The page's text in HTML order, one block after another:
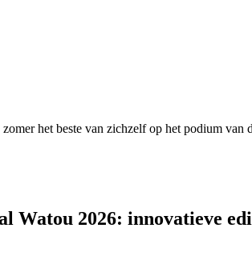
het beste van zichzelf op het podium
Watou 2026: innovatieve